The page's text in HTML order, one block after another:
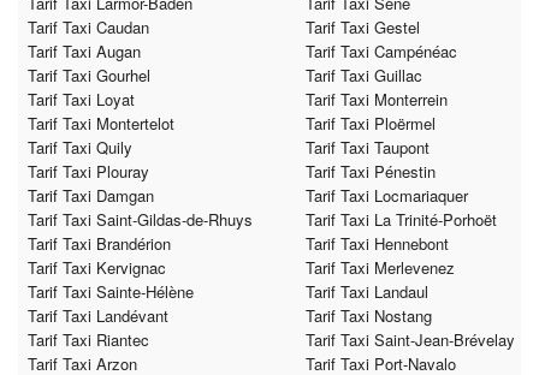
Tarif Taxi Caudan
Tarif Taxi Gestel
Tarif Taxi Augan
Tarif Taxi Campénéac
Tarif Taxi Gourhel
Tarif Taxi Guillac
Tarif Taxi Loyat
Tarif Taxi Monterrein
Tarif Taxi Montertelot
Tarif Taxi Ploërmel
Tarif Taxi Quily
Tarif Taxi Taupont
Tarif Taxi Plouray
Tarif Taxi Pénestin
Tarif Taxi Damgan
Tarif Taxi Locmariaquer
Tarif Taxi Saint-Gildas-de-Rhuys
Tarif Taxi La Trinité-Porhoët
Tarif Taxi Brandérion
Tarif Taxi Hennebont
Tarif Taxi Kervignac
Tarif Taxi Merlevenez
Tarif Taxi Sainte-Hélène
Tarif Taxi Landaul
Tarif Taxi Landévant
Tarif Taxi Nostang
Tarif Taxi Riantec
Tarif Taxi Saint-Jean-Brévelay
Tarif Taxi Arzon
Tarif Taxi Port-Navalo